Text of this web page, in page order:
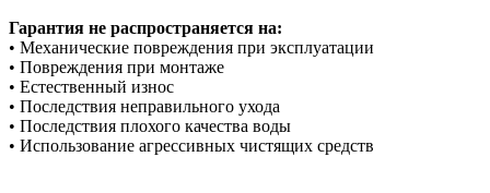
Гарантия не распространяется на:
• Механические повреждения при эксплуатации
• Повреждения при монтаже
• Естественный износ
• Последствия неправильного ухода
• Последствия плохого качества воды
• Использование агрессивных чистящих средств